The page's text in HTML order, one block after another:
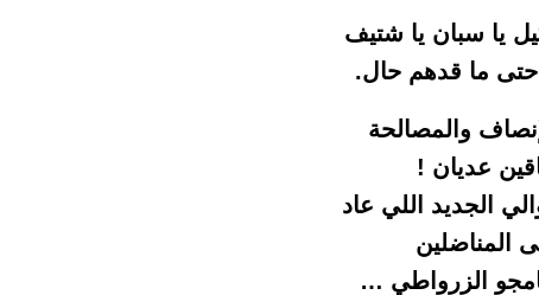
يا سبان يا شتيف
حتى ما قدهم حال.
والمصالحة
عديان !
الجديد اللي عاد
المناضلين
الزرواطي …